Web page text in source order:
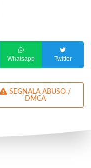
Whatsapp Twitter
DMCA